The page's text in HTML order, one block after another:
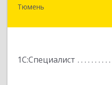
Тюмень
1С:Специалист
625048,